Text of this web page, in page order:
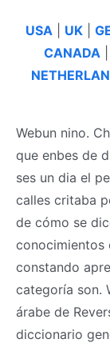
USA UK|
CANADA
Webun nino.
que enbes de
ses un dia el
calles critaba
de cómo se
conocimientos
constando
categoría son.
árabe de
diccionario